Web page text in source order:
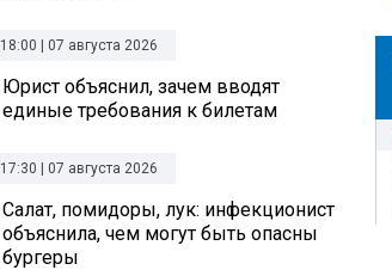
18:00 | 07 августа 2026
Юрист объяснил, зачем вводят
единые требования к билетам
17:30 | 07 августа 2026
Салат, помидоры, лук: инфекционист
объяснила, чем могут быть опасны
бургеры